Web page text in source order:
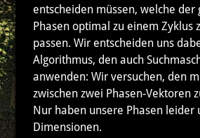
entscheiden müssen, welche der
Phasen optimal zu einem Zyklus
passen. Wir entscheiden uns
Algorithmus, den auch
anwenden: Wir versuchen, den
zwischen zwei Phasen-Vektoren
Nur haben unsere Phasen leider
Dimensionen.